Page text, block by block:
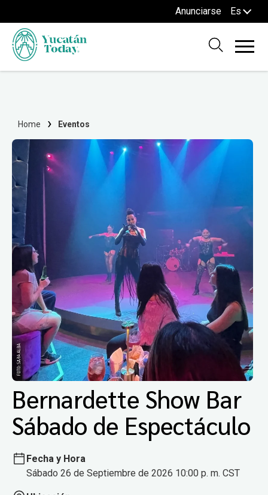
Anunciarse Es
Home Eventos
Bernardette Show Bar
Sábado de Espectáculo
Fecha y Hora
Sábado 26 de Septiembre de 2026 10:00 p. m. CST